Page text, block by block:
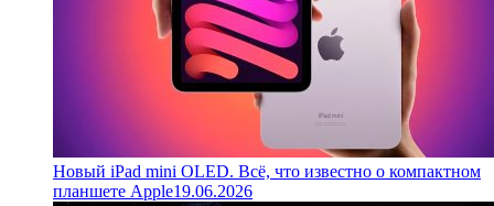
Новый iPad mini OLED. Всё, что известно о компактном
планшете Apple19.06.2026